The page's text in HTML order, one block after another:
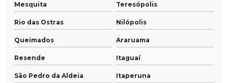
Mesquita Teresópolis
Rio das Ostras Nilópolis
Queimados Araruama
Resende Itaguaí
São Pedro da Aldeia Itaperuna